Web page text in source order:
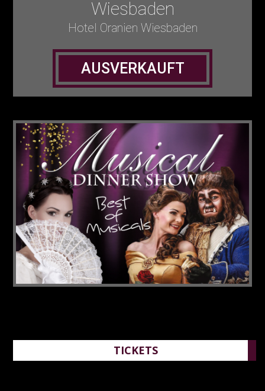
Wiesbaden
Hotel Oranien Wiesbaden
AUSVERKAUFT
TICKETS